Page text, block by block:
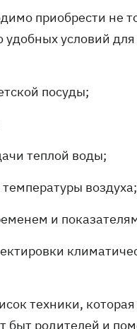
приобрести не
условий
посуды;
теплой воды;
воздуха;
и
техники,
быт родителей и